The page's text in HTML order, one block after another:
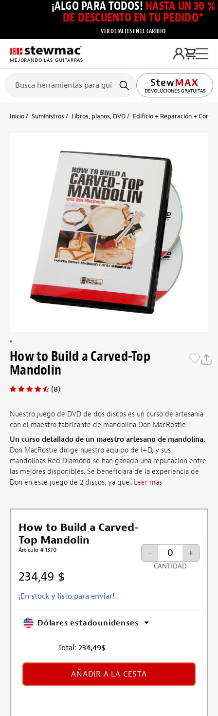
¡ALGO PARA TODOS! HASTA UN 30 %
DE DESCUENTO EN TU PEDIDO*
VER DETALLES EN EL CARRITO
MEJORANDO LAS GUITARRAS
DEVOLUCIONES GRATUITAS
Inicio Suministros Libros, planos, DVD Edificio + Reparación +
How to Build a Carved-Top
Mandolin
(8)
Nuestro juego de DVD de dos discos es un curso de artesanía
con el maestro fabricante de mandolina Don MacRostie.
Un curso detallado de un maestro artesano de mandolina.
Don MacRostie dirige nuestro equipo de I+D, y sus
mandolinas Red Diamond se han ganado una reputación entre
las mejores disponibles. Se beneficiará de la experiencia de
Don en este juego de 2 discos, ya que...Leer más
How to Build a Carved-
Top Mandolin
Artículo # 1370
234,49 $
¡En stock y listo para enviar!
- +
CANTIDAD
Dólares estadounidenses
Total: 234,49$
AÑADIR A LA CESTA